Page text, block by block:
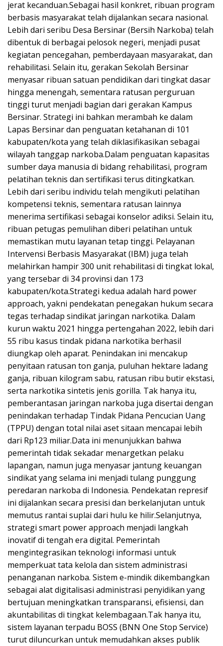
jerat kecanduan.Sebagai hasil konkret, ribuan program
berbasis masyarakat telah dijalankan secara nasional.
Lebih dari seribu Desa Bersinar (Bersih Narkoba) telah
dibentuk di berbagai pelosok negeri, menjadi pusat
kegiatan pencegahan, pemberdayaan masyarakat, dan
rehabilitasi. Selain itu, gerakan Sekolah Bersinar
menyasar ribuan satuan pendidikan dari tingkat dasar
hingga menengah, sementara ratusan perguruan
tinggi turut menjadi bagian dari gerakan Kampus
Bersinar. Strategi ini bahkan merambah ke dalam
Lapas Bersinar dan penguatan ketahanan di 101
kabupaten/kota yang telah diklasifikasikan sebagai
wilayah tanggap narkoba.Dalam penguatan kapasitas
sumber daya manusia di bidang rehabilitasi, program
pelatihan teknis dan sertifikasi terus ditingkatkan.
Lebih dari seribu individu telah mengikuti pelatihan
kompetensi teknis, sementara ratusan lainnya
menerima sertifikasi sebagai konselor adiksi. Selain itu,
ribuan petugas pemulihan diberi pelatihan untuk
memastikan mutu layanan tetap tinggi. Pelayanan
Intervensi Berbasis Masyarakat (IBM) juga telah
melahirkan hampir 300 unit rehabilitasi di tingkat lokal,
yang tersebar di 34 provinsi dan 173
kabupaten/kota.Strategi kedua adalah hard power
approach, yakni pendekatan penegakan hukum secara
tegas terhadap sindikat jaringan narkotika. Dalam
kurun waktu 2021 hingga pertengahan 2022, lebih dari
55 ribu kasus tindak pidana narkotika berhasil
diungkap oleh aparat. Penindakan ini mencakup
penyitaan ratusan ton ganja, puluhan hektare ladang
ganja, ribuan kilogram sabu, ratusan ribu butir ekstasi,
serta narkotika sintetis jenis gorilla. Tak hanya itu,
pemberantasan jaringan narkoba juga disertai dengan
penindakan terhadap Tindak Pidana Pencucian Uang
(TPPU) dengan total nilai aset sitaan mencapai lebih
dari Rp123 miliar.Data ini menunjukkan bahwa
pemerintah tidak sekadar menargetkan pelaku
lapangan, namun juga menyasar jantung keuangan
sindikat yang selama ini menjadi tulang punggung
peredaran narkoba di Indonesia. Pendekatan represif
ini dijalankan secara presisi dan berkelanjutan untuk
memutus rantai suplai dari hulu ke hilir.Selanjutnya,
strategi smart power approach menjadi langkah
inovatif di tengah era digital. Pemerintah
mengintegrasikan teknologi informasi untuk
memperkuat tata kelola dan sistem administrasi
penanganan narkoba. Sistem e-mindik dikembangkan
sebagai alat digitalisasi administrasi penyidikan yang
bertujuan meningkatkan transparansi, efisiensi, dan
akuntabilitas di tingkat kelembagaan.Tak hanya itu,
sistem layanan terpadu BOSS (BNN One Stop Service)
turut diluncurkan untuk memudahkan akses publik